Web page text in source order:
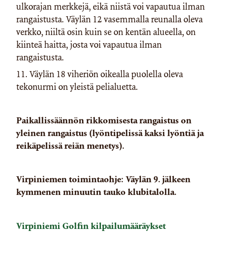
ulkorajan merkkejä, eikä niistä voi vapautua ilman
rangaistusta. Väylän 12 vasemmalla reunalla oleva
verkko, niiltä osin kuin se on kentän alueella, on
kiinteä haitta, josta voi vapautua ilman
rangaistusta.
11. Väylän 18 viheriön oikealla puolella oleva
tekonurmi on yleistä pelialuetta.
Paikallissäännön rikkomisesta rangaistus on
yleinen rangaistus (lyöntipelissä kaksi lyöntiä ja
reikäpelissä reiän menetys).
Virpiniemen toimintaohje: Väylän 9. jälkeen
kymmenen minuutin tauko klubitalolla.
Virpiniemi Golfin kilpailumääräykset